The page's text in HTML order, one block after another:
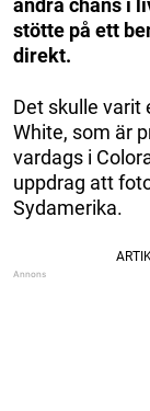
andra chans i
stötte på ett
direkt.
Det skulle varit
White, som är
vardags i
uppdrag att
Sydamerika.